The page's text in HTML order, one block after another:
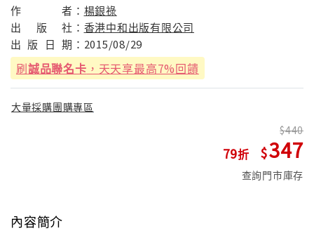
作 者： 楊銀祿
出
版 社： 香港中和出版有限公司
出 版 日 期： 2015/08/29
刷誠品聯名卡 ，天天享最高7%回饋
大量採購團購專區
79
440
347
查詢門市庫存
內容簡介